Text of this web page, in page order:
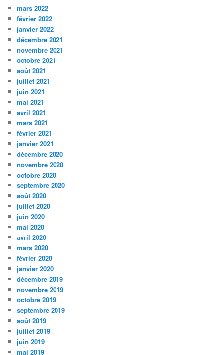
mars 2022
février 2022
janvier 2022
décembre 2021
novembre 2021
octobre 2021
août 2021
juillet 2021
juin 2021
mai 2021
avril 2021
mars 2021
février 2021
janvier 2021
décembre 2020
novembre 2020
octobre 2020
septembre 2020
août 2020
juillet 2020
juin 2020
mai 2020
avril 2020
mars 2020
février 2020
janvier 2020
décembre 2019
novembre 2019
octobre 2019
septembre 2019
août 2019
juillet 2019
juin 2019
mai 2019